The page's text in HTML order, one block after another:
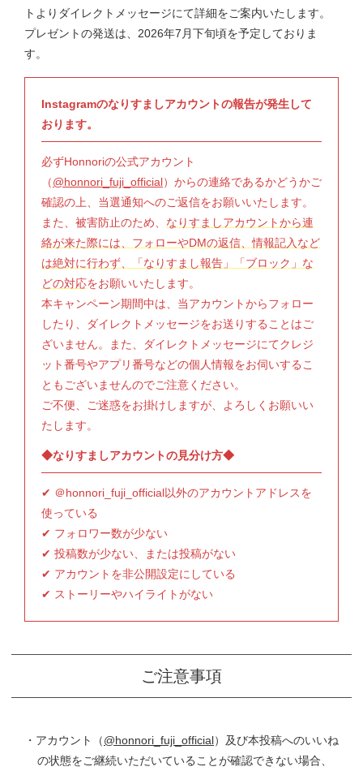
トよりダイレクトメッセージにて詳細をご案内いたします。
プレゼントの発送は、2026年7月下旬頃を予定しておりま
す。
Instagramのなりすましアカウントの報告が発生して
おります。
必ずHonnoriの公式アカウント
（@honnori_fuji_official）からの連絡であるかどうかご
確認の上、当選通知へのご返信をお願いいたします。
また、被害防止のため、 なりすましアカウントから連
絡が来た際には、フォローやDMの返信、情報記入など
は絶対に行わず、「なりすまし報告」「ブロック」な
どの対応をお願いいたします。
本キャンペーン期間中は、当アカウントからフォロー
したり、ダイレクトメッセージをお送りすることはご
ざいません。また、ダイレクトメッセージにてクレジ
ット番号やアプリ番号などの個人情報をお伺いするこ
ともございませんのでご注意ください。
ご不便、ご迷惑をお掛けしますが、よろしくお願いい
たします。
◆なりすましアカウントの見分け方◆
✔ ＠honnori_fuji_official以外のアカウントアドレスを
使っている
✔ フォロワー数が少ない
✔ 投稿数が少ない、または投稿がない
✔ アカウントを非公開設定にしている
✔ ストーリーやハイライトがない
ご注意事項
・アカウント（@honnori_fuji_official）及び本投稿へのいいね
の状態をご継続いただいていることが確認できない場合、